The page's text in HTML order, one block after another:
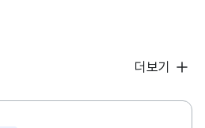
더보기